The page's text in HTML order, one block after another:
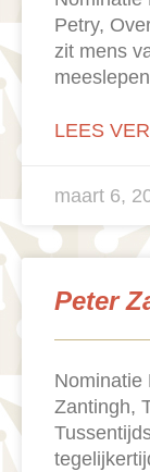
Petry,
zit mens
LEES
maart 6,
Peter
Nominatie
Zantingh,